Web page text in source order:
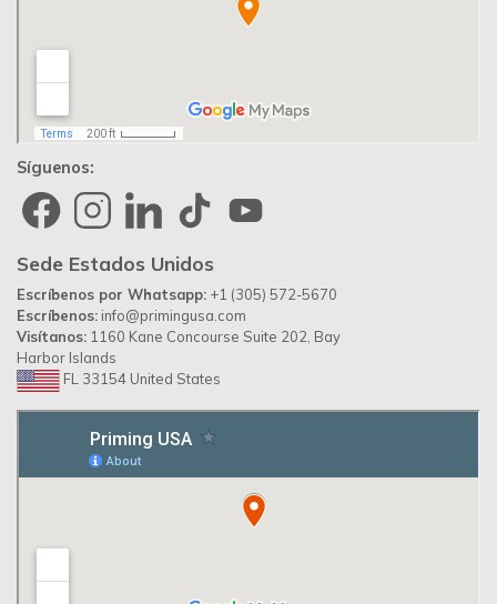
Síguenos:
Sede Estados Unidos
Escríbenos por Whatsapp: +1 (305) 572-5670
Escríbenos: info@primingusa.com
Visítanos: 1160 Kane Concourse Suite 202, Bay
Harbor Islands
FL 33154 United States